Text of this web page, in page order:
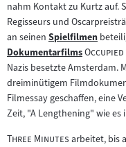
nahm Kontakt zu Kurtz auf.
Regisseurs und
an seinen Zum
Inhalt:
Spielfilmen
Zum
Inhalt:
Dokumentarfilms"
Nazis besetzte Amsterdam.
dreiminütigem
Filmessay geschaffen, eine
Zeit, "A Lengthening" wie
"
Three Minutes "arbeitet, bis